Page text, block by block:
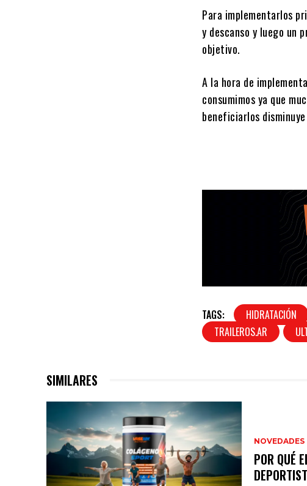
Para implementarlos
y descanso y luego un
objetivo.
A la hora de
consumimos ya que
beneficiarlos
TAGS: HIDRATACIÓN
TRAILEROS.AR
SIMILARES
NOVEDADES
POR QUÉ